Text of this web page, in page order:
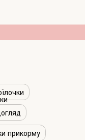
прикорму